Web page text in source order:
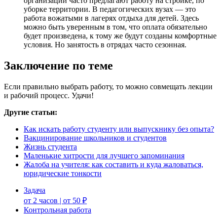
уборке территории. В педагогических вузах — это
работа вожатыми в лагерях отдыха для детей. Здесь
можно быть уверенным в том, что оплата обязательно
будет произведена, к тому же будут созданы комфортные
условия. Но занятость в отрядах часто сезонная.
Заключение по теме
Если правильно выбрать работу, то можно совмещать лекции
и рабочий процесс. Удачи!
Другие статьи:
Как искать работу студенту или выпускнику без опыта?
Вакцинирование школьников и студентов
Жизнь студента
Маленькие хитрости для лучшего запоминания
Жалоба на учителя: как составить и куда жаловаться,
юридические тонкости
Задача
от 2 часов | от 50 ₽
Контрольная работа